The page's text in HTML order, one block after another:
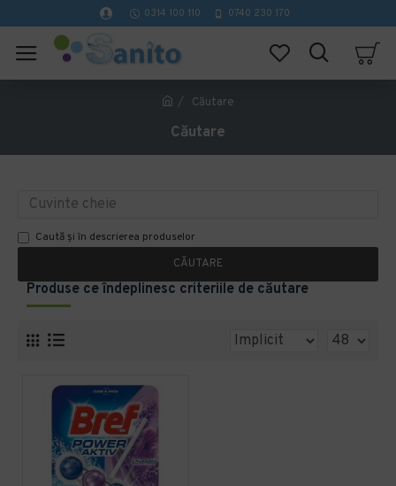
0314 100 110 0740 230 170
Căutare
Căutare
Caută și în descrierea produselor
CĂUTARE
Produse ce îndeplinesc criteriile de căutare